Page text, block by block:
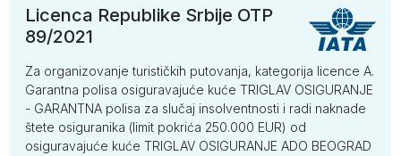
Licenca Republike Srbije OTP
89/2021
Za organizovanje turističkih putovanja, kategorija licence A.
Garantna polisa osiguravajuće kuće TRIGLAV OSIGURANJE
- GARANTNA polisa za slučaj insolventnosti i radi naknade
štete osiguranika (limit pokrića 250.000 EUR) od
osiguravajuće kuće TRIGLAV OSIGURANJE ADO BEOGRAD